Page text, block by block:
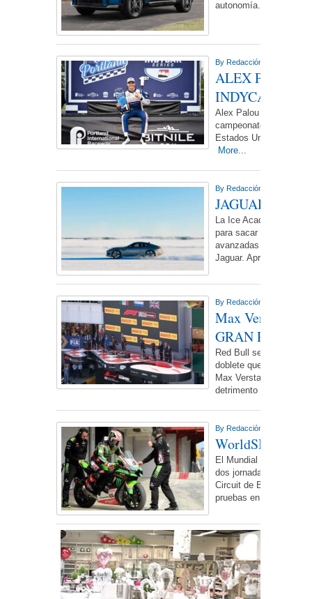
autonomía.
By Redacción NdL
ALEX PALOU
INDYCAR
Alex Palou piloto del
campeonato IndyCar.
Estados Unidos,
More...
By Redacción NdL
JAGUAR ICE
La Ice Academy de
para sacar el máximo
avanzadas y
Jaguar. Aprende
By Redacción NdL
Max
GRAN
Red Bull se ha
doblete que les aporta
Max Verstappen se va
detrimento
By Redacción NdL
WorldSBK test
El Mundial de
dos jornadas de
Circuit de Barcelona-
pruebas en